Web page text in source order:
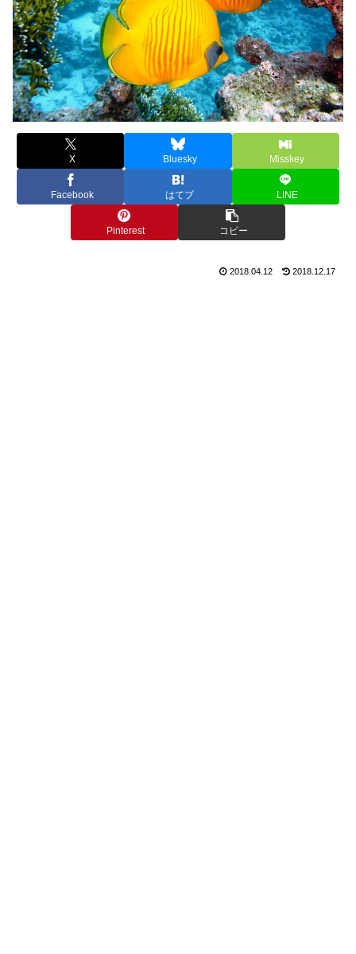
X Bluesky Misskey
Facebook はてブ LINE
Pinterest コピー
2018.04.12 2018.12.17